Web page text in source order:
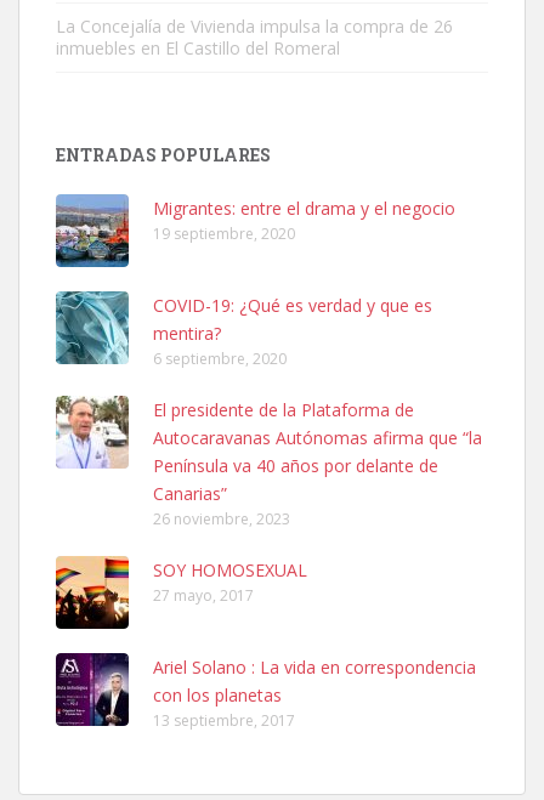
Leales.org » Gran Canaria
Ninfa perdida
El día 5 se los perdió una ninfa papillera, asustada tiene miedo a la
calle, se perdió por la zon...
Leales.org » Gran Canaria
6.7.2025
Adopcion
Busco casa de acogida para mi perrita ya que por temas de trabajo
no la puedo tener. Solo gente r...
La Concejalía de Vivienda impulsa la compra de 26
inmuebles en El Castillo del Romeral
ENTRADAS POPULARES
Migrantes: entre el drama y el negocio
19 septiembre, 2020
COVID-19: ¿Qué es verdad y que es
mentira?
6 septiembre, 2020
El presidente de la Plataforma de
Autocaravanas Autónomas afirma que “la
Península va 40 años por delante de
Canarias”
26 noviembre, 2023
SOY HOMOSEXUAL
27 mayo, 2017
Ariel Solano : La vida en correspondencia
con los planetas
13 septiembre, 2017